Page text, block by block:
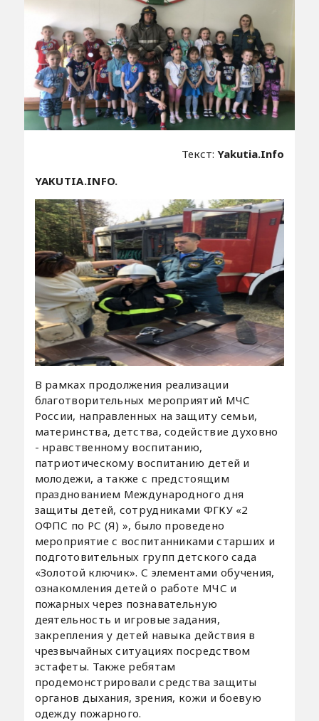
Текст:Yakutia.Info
YAKUTIA.INFO.
В рамках продолжения реализации
благотворительных мероприятий МЧС
России, направленных на защиту семьи,
материнства, детства, содействие духовно
- нравственному воспитанию,
патриотическому воспитанию детей и
молодежи, а также с предстоящим
празднованием Международного дня
защиты детей, сотрудниками ФГКУ «2
ОФПС по РС (Я) », было проведено
мероприятие с воспитанниками старших и
подготовительных групп детского сада
«Золотой ключик». С элементами обучения,
ознакомления детей о работе МЧС и
пожарных через познавательную
деятельность и игровые задания,
закрепления у детей навыка действия в
чрезвычайных ситуациях посредством
эстафеты. Также ребятам
продемонстрировали средства защиты
органов дыхания, зрения, кожи и боевую
одежду пожарного.